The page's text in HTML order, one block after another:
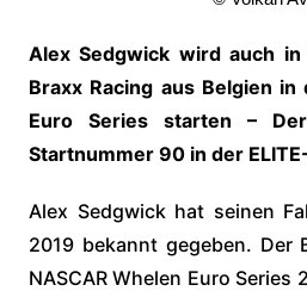
Alex Sedgwick wird auch
Braxx Racing aus Belgien in
Euro Series starten –
Startnummer 90 in der
Alex Sedgwick hat seinen
2019 bekannt gegeben. Der
NASCAR Whelen Euro